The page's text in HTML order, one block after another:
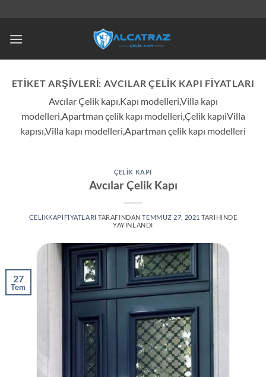
ETIKET ARŞIVLERI: AVCILAR ÇELIK KAPI FIYATLARI
Avcılar Çelik kapı,Kapı modelleri,Villa kapı
modelleri,Apartman çelik kapı modelleri,Çelik kapıiVilla
kapısı,Villa kapı modelleri,Apartman çelik kapı modelleri
ÇELIK KAPI
Avcılar Çelik Kapı
CELIKKAPIFIYATLARI TARAFINDAN TEMMUZ 27, 2021 TARIHINDE
YAYINLANDI
27
Tem